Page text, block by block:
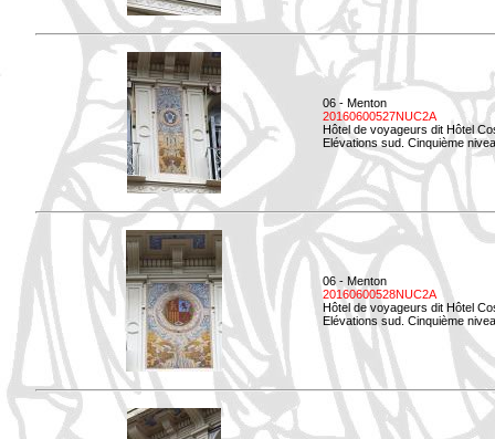
06 - Menton
20160600527NUC2A
Hôtel de voyageurs dit Hôtel
Elévations sud. Cinquième
06 - Menton
20160600528NUC2A
Hôtel de voyageurs dit Hôtel
Elévations sud. Cinquième